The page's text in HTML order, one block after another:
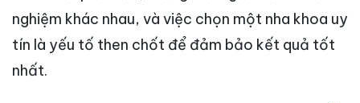
nghiệm khác nhau, và việc chọn một nha khoa uy
tín là yếu tố then chốt để đảm bảo kết quả tốt
nhất.